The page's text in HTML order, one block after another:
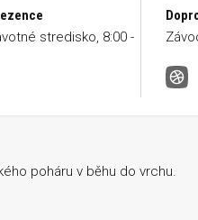
stredisko, 8:00 -
poháru v běhu do vrchu.